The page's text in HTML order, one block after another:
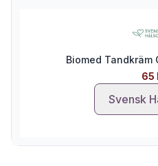
Biomed Tandkräm
65
Svensk